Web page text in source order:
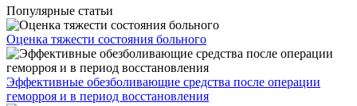
Популярные статьи
Оценка тяжести состояния больного
Эффективные обезболивающие средства после операции
геморроя и в период восстановления